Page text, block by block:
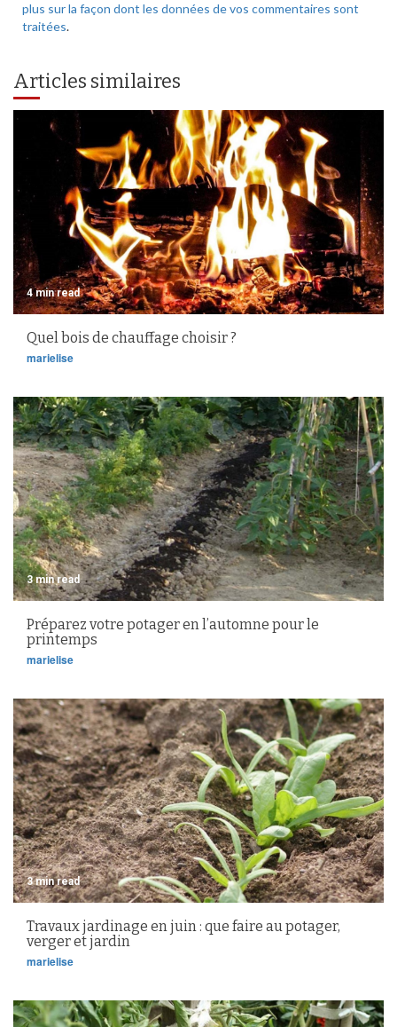
plus sur la façon dont les données de vos commentaires sont
traitées.
Articles similaires
4 min read
Quel bois de chauffage choisir ?
marielise
3 min read
Préparez votre potager en l’automne pour le
printemps
marielise
3 min read
Travaux jardinage en juin : que faire au potager,
verger et jardin
marielise